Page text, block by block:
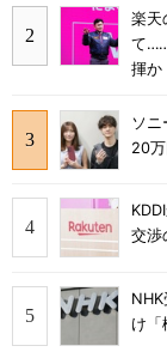
楽天
て
揮か
ソ
20
交
け「